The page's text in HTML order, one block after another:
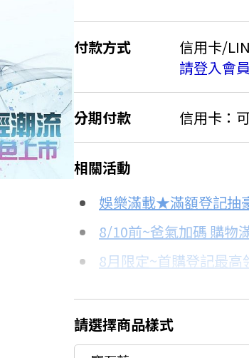
付款方式
信用卡/
請登入會
分期付款 信用卡：
＊實際可分期數、適用利
信用卡分期
分期數
3期 0利率
6期
每
相關活動
娛樂滿載★滿額登記抽
8/10前~爸氣加碼 購物
8月限定~首購登記最高
更多信用卡分期0利率滿
電視降到底破盤
請選擇商品樣式